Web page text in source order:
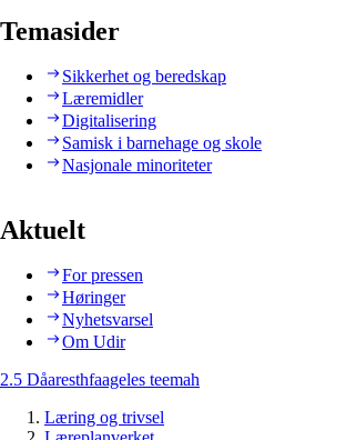
Temasider
Sikkerhet og beredskap
Læremidler
Digitalisering
Samisk i barnehage og skole
Nasjonale minoriteter
Aktuelt
For pressen
Høringer
Nyhetsvarsel
Om Udir
2.5 Dåaresthfaageles teemah
Læring og trivsel